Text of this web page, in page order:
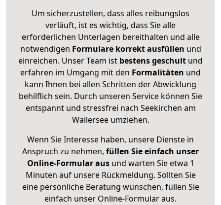
Um sicherzustellen, dass alles reibungslos
verläuft, ist es wichtig, dass Sie alle
erforderlichen Unterlagen bereithalten und alle
notwendigen Formulare korrekt ausfüllen und
einreichen. Unser Team ist bestens geschult und
erfahren im Umgang mit den Formalitäten und
kann Ihnen bei allen Schritten der Abwicklung
behilflich sein. Durch unseren Service können Sie
entspannt und stressfrei nach Seekirchen am
Wallersee umziehen.
Wenn Sie Interesse haben, unsere Dienste in
Anspruch zu nehmen, füllen Sie einfach unser
Online-Formular ausund warten Sie etwa 1
Minuten auf unsere Rückmeldung. Sollten Sie
eine persönliche Beratung wünschen, füllen Sie
einfach unser Online-Formular aus.